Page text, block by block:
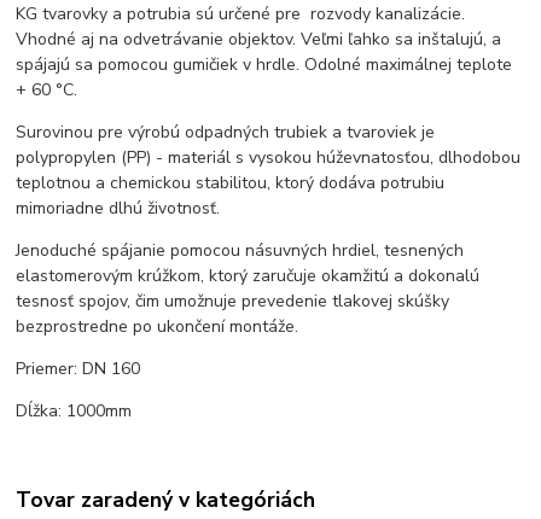
KG tvarovky a potrubia sú určené pre rozvody kanalizácie.
Vhodné aj na odvetrávanie objektov. Veľmi ľahko sa inštalujú, a
spájajú sa pomocou gumičiek v hrdle. Odolné maximálnej teplote
+ 60 °C.
Surovinou pre výrobú odpadných trubiek a tvaroviek je
polypropylen (PP) - materiál s vysokou húževnatosťou, dlhodobou
teplotnou a chemickou stabilitou, ktorý dodáva potrubiu
mimoriadne dlhú životnosť.
Jenoduché spájanie pomocou násuvných hrdiel, tesnených
elastomerovým krúžkom, ktorý zaručuje okamžitú a dokonalú
tesnosť spojov, čim umožnuje prevedenie tlakovej skúšky
bezprostredne po ukončení montáže.
Priemer: DN 160
Dĺžka: 1000mm
Tovar zaradený v kategóriách